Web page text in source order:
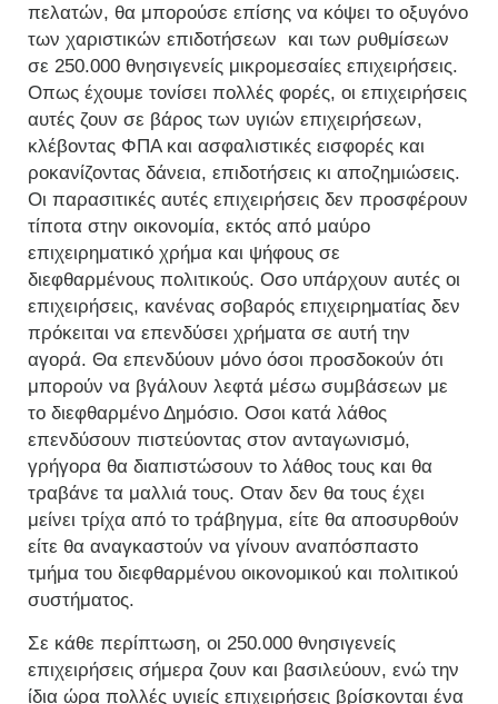
πελατών, θα μπορούσε επίσης να κόψει το οξυγόνο
των χαριστικών επιδοτήσεων και των ρυθμίσεων
σε 250.000 θνησιγενείς μικρομεσαίες επιχειρήσεις.
Οπως έχουμε τονίσει πολλές φορές, οι επιχειρήσεις
αυτές ζουν σε βάρος των υγιών επιχειρήσεων,
κλέβοντας ΦΠΑ και ασφαλιστικές εισφορές και
ροκανίζοντας δάνεια, επιδοτήσεις κι αποζημιώσεις.
Οι παρασιτικές αυτές επιχειρήσεις δεν προσφέρουν
τίποτα στην οικονομία, εκτός από μαύρο
επιχειρηματικό χρήμα και ψήφους σε
διεφθαρμένους πολιτικούς. Οσο υπάρχουν αυτές οι
επιχειρήσεις, κανένας σοβαρός επιχειρηματίας δεν
πρόκειται να επενδύσει χρήματα σε αυτή την
αγορά. Θα επενδύουν μόνο όσοι προσδοκούν ότι
μπορούν να βγάλουν λεφτά μέσω συμβάσεων με
το διεφθαρμένο Δημόσιο. Οσοι κατά λάθος
επενδύσουν πιστεύοντας στον ανταγωνισμό,
γρήγορα θα διαπιστώσουν το λάθος τους και θα
τραβάνε τα μαλλιά τους. Οταν δεν θα τους έχει
μείνει τρίχα από το τράβηγμα, είτε θα αποσυρθούν
είτε θα αναγκαστούν να γίνουν αναπόσπαστο
τμήμα του διεφθαρμένου οικονομικού και πολιτικού
συστήματος.
Σε κάθε περίπτωση, οι 250.000 θνησιγενείς
επιχειρήσεις σήμερα ζουν και βασιλεύουν, ενώ την
ίδια ώρα πολλές υγιείς επιχειρήσεις βρίσκονται ένα